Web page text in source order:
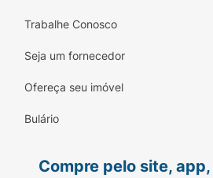
Trabalhe Conosco
Seja um fornecedor
Ofereça seu imóvel
Bulário
Compre pelo site,